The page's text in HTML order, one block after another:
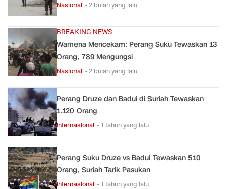
Nasional • 2 bulan yang lalu
BREAKING NEWS
Wamena Mencekam: Perang Suku Tewaskan 13
Orang, 789 Mengungsi
Nasional • 2 bulan yang lalu
Perang Druze dan Badui di Suriah Tewaskan
1.120 Orang
Internasional • 1 tahun yang lalu
Perang Suku Druze vs Badui Tewaskan 510
Orang, Suriah Tarik Pasukan
Internasional • 1 tahun yang lalu